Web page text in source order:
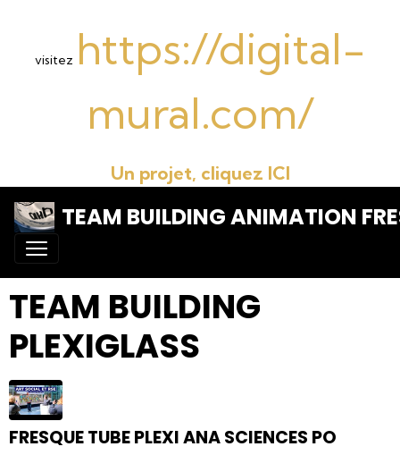
visitez https://digital-
mural.com/
Un projet, cliquez ICI
TEAM BUILDING ANIMATION
TEAM BUILDING
PLEXIGLASS
FRESQUE TUBE PLEXI ANA SCIENCES PO